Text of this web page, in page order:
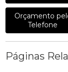
Orçamento
Telefone
Páginas